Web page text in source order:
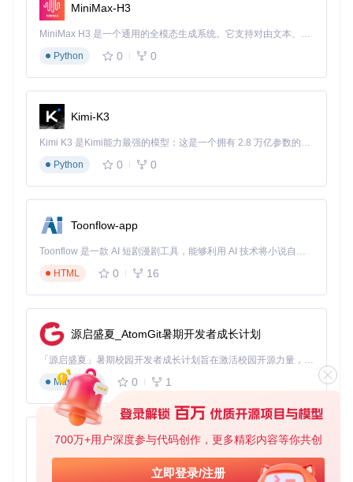
700万+用户深度参与代码创作，更多精彩内容等你共创
立即登录/注册
MiniMax-H3
MiniMax H3 是一个通用的全模态生成系统。它支持对由文本、图像、视频和音频组成的多模态上下文进行统一理解，并能生成分辨率高达 2K、时长可达 15 秒的带原生立体声音频的视频。得益于面向任务泛化的系统设计，H3 在预训练阶段就已具备广泛的多模态上下文理解与生成能力，能够出色地执行复杂的多模态指令。
Python
0 0
Kimi-K3
Kimi K3 是Kimi能力最强的模型：这是一个拥有 2.8 万亿参数的混合专家（MoE）模型，具备原生视觉理解能力，并支持 100 万 token 的上下文窗口。
Python
0 0
Toonflow-app
Toonflow 是一款 AI 短剧漫剧工具，能够利用 AI 技术将小说自动转化为剧本，并结合 AI 生成的图片和视频，实现高效的短剧创作。借助 Toonflow，可以轻松完成从文字到影像的全流程，让短剧制作变得更加智能与便捷。
HTML
0 16
源启盛夏_AtomGit暑期开发者成长计划
「源启盛夏」暑期校园开发者成长计划旨在激活校园开源力量，通过积分激励、认证扶持、资源倾斜等形式，引导高校组织和开发者完成「入驻 — 建项目 — 做贡献 — 获认证 — 得资源」的完整闭环。无论你是想带领社团入驻平台的组织者，还是希望用代码贡献证明自己的开发者，都能在这里找到属于你的成长路径。
Markdown
0 1
AionUi
免费、本地、开源的 24/7 全天候 Cowork 应用，以及适用于 Gemini CLI、Claude Code、Codex、OpenCode、Qwen Code、Goose CLI、Auggie 等的 OpenClaw | 🌟 喜欢就点star吧